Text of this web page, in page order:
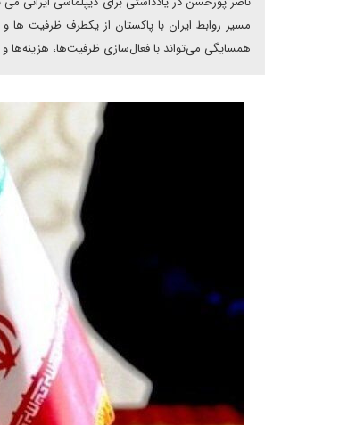
مسیر روابط ایران با پاکستان از یکطرف ظرفیت
همسایگی می‌تواند با فعال‌سازی ظرفیت‌ها،